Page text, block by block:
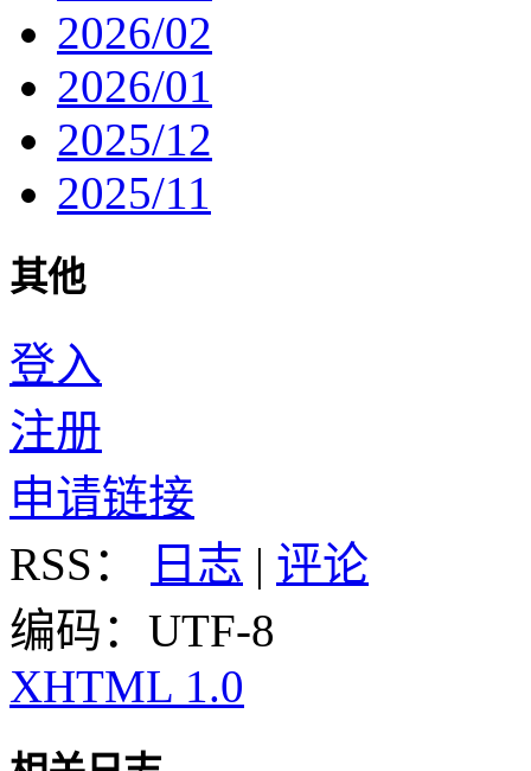
2026/02
2026/01
2025/12
2025/11
其他
登入
注册
申请链接
RSS：
日志 | 评论
编码：UTF-8
XHTML 1.0